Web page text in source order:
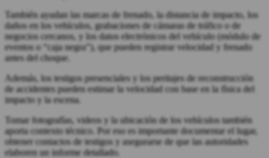
También ayudan las marcas de frenado, la distancia de impacto, los
daños en los vehículos, grabaciones de cámaras de tráfico o de
negocios cercanos, y los datos electrónicos del vehículo (módulo de
eventos o “caja negra”), que pueden registrar velocidad y frenado
antes del choque.
Además, los testigos presenciales y los peritajes de reconstrucción
de accidentes pueden estimar la velocidad con base en la física del
impacto y la escena.
Tomar fotografías, videos y la ubicación de los vehículos también
aporta contexto técnico. Por eso es importante documentar el lugar,
obtener contactos de testigos y asegurarse de que las autoridades
elaboren un informe detallado.